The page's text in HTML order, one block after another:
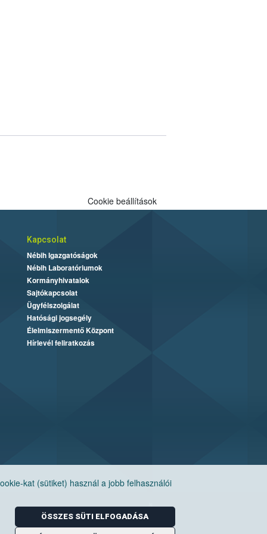
kat (sütiket) használ a jobb felhasználói
ÖSSZES SÜTI ELFOGADÁSA
Cookie beállítások
Kapcsolat
Nébih Igazgatóságok
Nébih Laboratóriumok
Kormányhivatalok
Sajtókapcsolat
Ügyfélszolgálat
Hatósági jogsegély
Élelmiszermentő Központ
Hírlevél feliratkozás